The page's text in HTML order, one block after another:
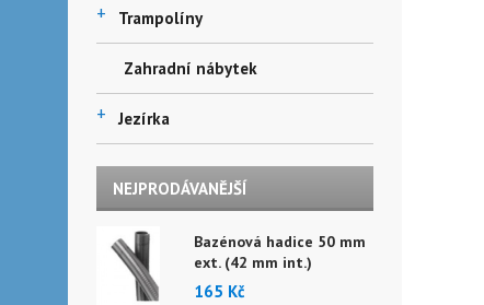
+ Trampolíny
Zahradní nábytek
+ Jezírka
NEJPRODÁVANĚJŠÍ
Bazénová hadice 50 mm
ext. (42 mm int.)
165 Kč